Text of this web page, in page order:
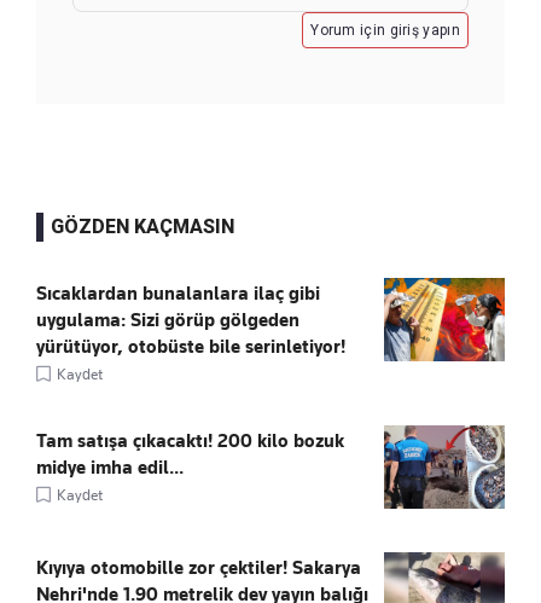
Yorum için giriş yapın
GÖZDEN KAÇMASIN
Sıcaklardan bunalanlara ilaç gibi
uygulama: Sizi görüp gölgeden
yürütüyor, otobüste bile serinletiyor!
Kaydet
Tam satışa çıkacaktı! 200 kilo bozuk
midye imha edil...
Kaydet
Kıyıya otomobille zor çektiler! Sakarya
Nehri'nde 1.90 metrelik dev yayın balığı